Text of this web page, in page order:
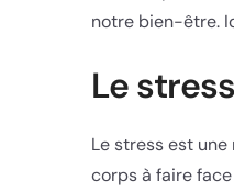
notre bien-être.
Le
Le stress est
corps à faire